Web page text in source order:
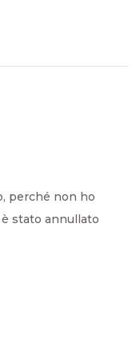
perché non ho
stato annullato